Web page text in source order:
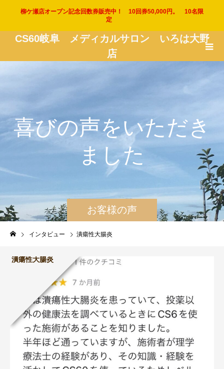
柳ケ瀬店オープン記念回数券販売中！ 10回券50,000円。 10名限
定
CS60岐阜 メディカルサロン いろは大野
店
お客様の声
喜びの声をいただき
ました
インタビュー 潰瘍性大腸炎
潰瘍性大腸炎